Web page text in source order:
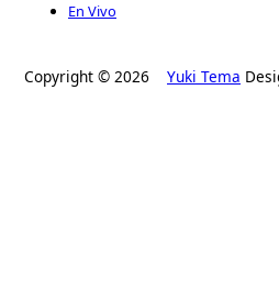
En Vivo
Copyright © 2026 Yuki Tema